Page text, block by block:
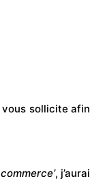
sollicite
,